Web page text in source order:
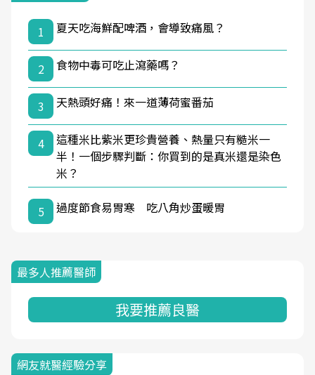
1 夏天吃海鮮配啤酒，會導致痛風？
2 食物中毒可吃止瀉藥嗎？
3 天熱頭好痛！來一道薄荷蜜番茄
4
這種米比紫米更珍貴營養、熱量只有糙米一
半！一個步驟判斷：你買到的是真米還是染色
米？
5 過度節食易胃寒 吃八角炒蛋暖胃
最多人推薦醫師
我要推薦良醫
網友就醫經驗分享